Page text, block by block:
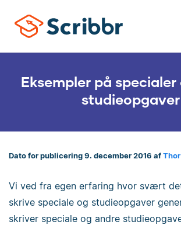
Eksempler på
studieopgaver
Dato for publicering 9. december 2016 af
Vi ved fra egen erfaring hvor svært
skrive speciale og studieopgaver
skriver speciale og andre